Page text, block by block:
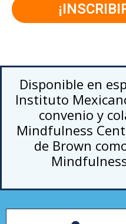
Disponible en
Instituto
convenio y
Mindfulness
de Brown